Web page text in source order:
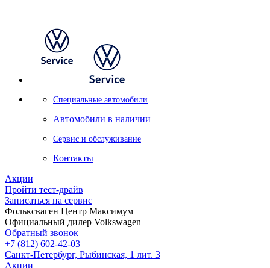
Специальные автомобили
Автомобили в наличии
Сервис и обслуживание
Контакты
Акции
Пройти тест-драйв
Записаться на сервис
Фольксваген Центр Максимум
Официальный дилер Volkswagen
Обратный звонок
+7 (812) 602-42-03
Санкт-Петербург, Рыбинская, 1 лит. 3
Акции